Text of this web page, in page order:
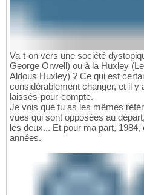
Va-t-on vers une société
George Orwell) ou à la Huxley
Aldous Huxley) ? Ce qui est
considérablement changer, et il y
laissés-pour-compte.
Je vois que tu as les mêmes
vues qui sont opposées au
les deux... Et pour ma part,
années.